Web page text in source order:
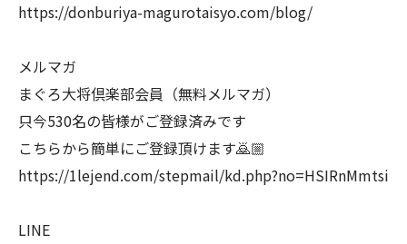
https://donburiya-magurotaisyo.com/blog/
メルマガ
まぐろ大将倶楽部会員（無料メルマガ）
只今530名の皆様がご登録済みです
こちらから簡単にご登録頂けます🙇🏼
https://1lejend.com/stepmail/kd.php?no=HSIRnMmtsi
LINE